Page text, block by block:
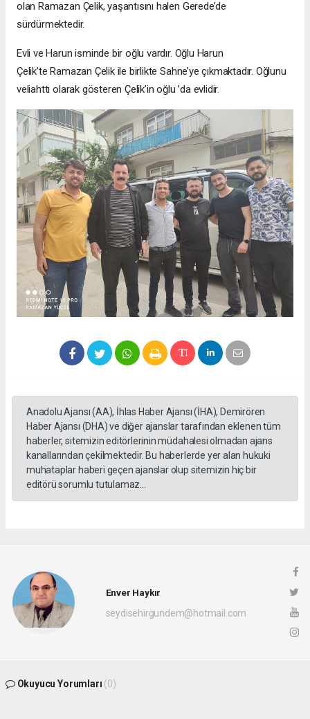
olan Ramazan Çelik, yaşantısını halen Gerede’de
sürdürmektedir.
Evli ve Harun isminde bir oğlu vardır. Oğlu Harun
Çelik’te Ramazan Çelik ile birlikte Sahne’ye çıkmaktadır. Oğlunu
veliahttı olarak gösteren Çelik’in oğlu ’da evlidir.
Anadolu Ajansı (AA), İhlas Haber Ajansı (İHA), Demirören
Haber Ajansı (DHA) ve diğer ajanslar tarafından eklenen tüm
haberler, sitemizin editörlerinin müdahalesi olmadan ajans
kanallarından çekilmektedir. Bu haberlerde yer alan hukuki
muhataplar haberi geçen ajanslar olup sitemizin hiç bir
editörü sorumlu tutulamaz...
Enver Haykır
seydisehirgundem@hotmail.com
Okuyucu Yorumları (0)